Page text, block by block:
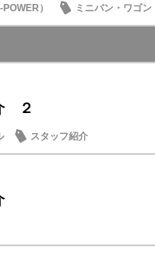
）
ミニバン・ワゴン
新型車
２
スタッフ紹介